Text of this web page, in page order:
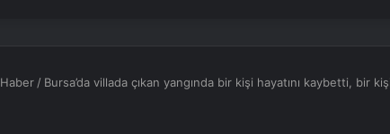
Haber / Bursa’da villada çıkan yangında bir kişi hayatını kaybetti, bir